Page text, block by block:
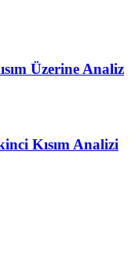
Üzerine Analiz
Kısım Analizi